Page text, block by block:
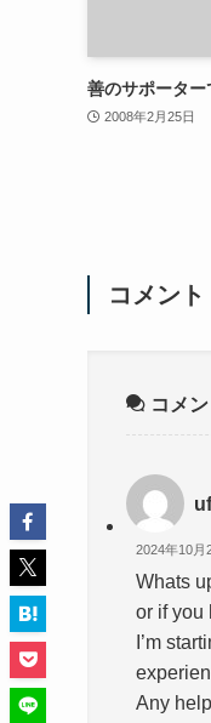
善のサポーター
2008年2月25日
コメント
コメ
2024年10月
Whats
or if you
I’m
Any